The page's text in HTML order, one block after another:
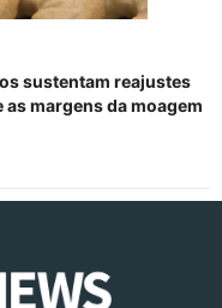
sustentam reajustes
margens da moagem